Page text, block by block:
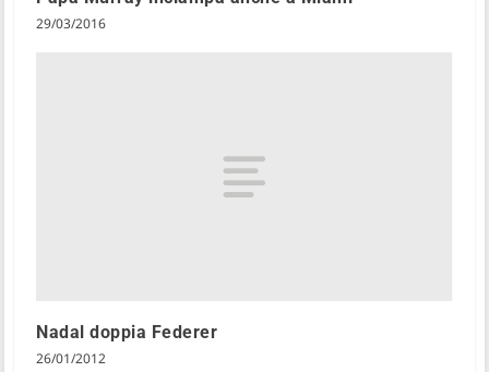
29/03/2016
Nadal doppia Federer
26/01/2012